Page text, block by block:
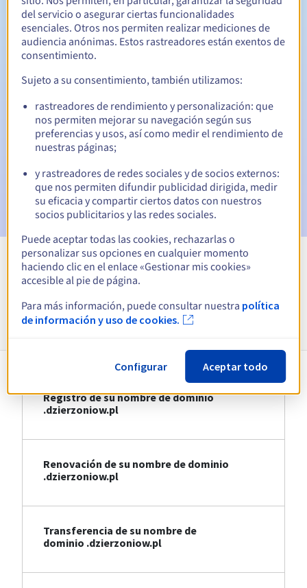
Período de redención
Notificaciones automáticas:
Emails de aviso:60, 30, 15, 7 y 3 días antes de la fecha de
vencimiento
Email el día del vencimiento
del nombre de dominio
Email tras el Redemption Grace Periodpara notificar la
eliminación del nombre de dominio
Ver todas las extensiones
Información sobre .dzierzoniow.pl
Registro de su nombre de dominio
.dzierzoniow.pl
Renovación de su nombre de dominio
.dzierzoniow.pl
Transferencia de su nombre de
dominio .dzierzoniow.pl
del servicio o asegurar ciertas funcionalidades
esenciales. Otros nos permiten realizar mediciones de
audiencia anónimas. Estos rastreadores están exentos de
consentimiento.
Sujeto a su consentimiento, también utilizamos:
rastreadores de rendimiento y personalización: que
nos permiten mejorar su navegación según sus
preferencias y usos, así como medir el rendimiento de
nuestras páginas;
y rastreadores de redes sociales y de socios externos:
que nos permiten difundir publicidad dirigida, medir
su eficacia y compartir ciertos datos con nuestros
socios publicitarios y las redes sociales.
Puede aceptar todas las cookies, rechazarlas o
personalizar sus opciones en cualquier momento
haciendo clic en el enlace «Gestionar mis cookies»
accesible al pie de página.
Para más información, puede consultar nuestra política
de información y uso de cookies.
Configurar Aceptar todo